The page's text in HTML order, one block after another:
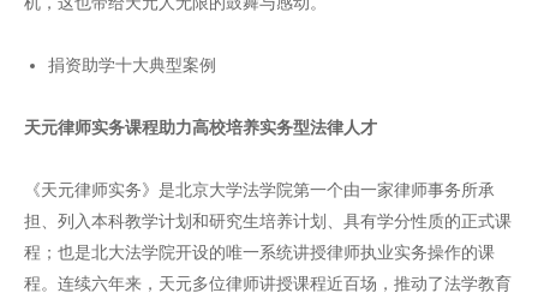
捐资助学十大典型案例
天元律师实务课程助力高校培养实务型法律人才
《天元律师实务》是北京大学法学院第一个由一家律师事务所承
担、列入本科教学计划和研究生培养计划、具有学分性质的正式课
程；也是北大法学院开设的唯一系统讲授律师执业实务操作的课
程。连续六年来，天元多位律师讲授课程近百场，推动了法学教育